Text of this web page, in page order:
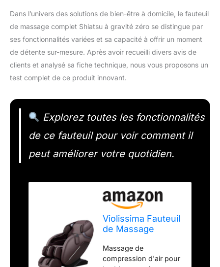
Dans l’univers des solutions de bien-être à domicile, le fauteuil
de massage complet Shiatsu à gravité zéro se distingue par
ses fonctionnalités variées et sa capacité à offrir un moment
de détente sur-mesure. Après avoir recueilli divers avis de
clients et analysé sa fiche technique, nous vous proposons un
test complet de ce produit innovant.
Explorez toutes les fonctionnalités
de ce fauteuil pour voir comment il
peut améliorer votre quotidien.
Violissima Fauteuil
de Massage
de Massage
Shiatsu Inclinable
Massage de
compression d'air pour